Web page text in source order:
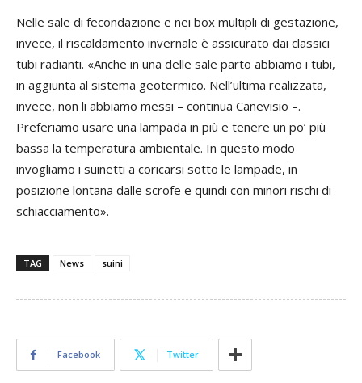
Nelle sale di fecondazione e nei box multipli di gestazione,
invece, il riscaldamento invernale è assicurato dai classici
tubi radianti. «Anche in una delle sale parto abbiamo i tubi,
in aggiunta al sistema geotermico. Nell’ultima realizzata,
invece, non li abbiamo messi – continua Canevisio –.
Preferiamo usare una lampada in più e tenere un po’ più
bassa la temperatura ambientale. In questo modo
invogliamo i suinetti a coricarsi sotto le lampade, in
posizione lontana dalle scrofe e quindi con minori rischi di
schiacciamento».
TAG News suini
Facebook Twitter